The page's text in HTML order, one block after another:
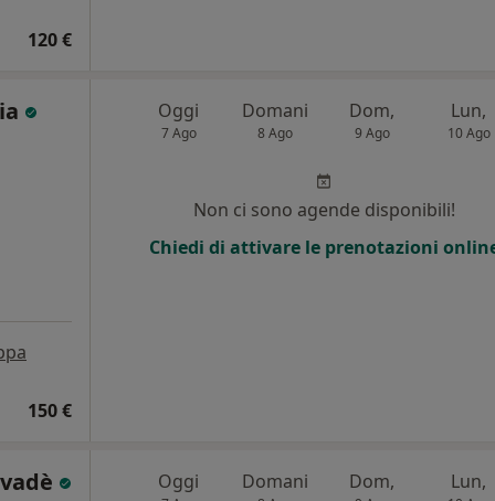
120 €
150 €
Oggi
7 Ago
Domani
8 Ago
Dom,
9 Ago
Lun,
10 Ago
Non ci sono agende disponibili!
Chiedi di attivare le prenotazioni
Oggi Domani Dom, Lun,